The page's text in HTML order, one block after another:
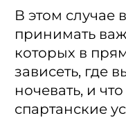
В этом случае
принимать
которых в
зависеть, где
ночевать, и
спартанские